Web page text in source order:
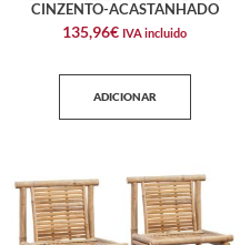
CINZENTO-ACASTANHADO
135,96€ IVA incluido
ADICIONAR